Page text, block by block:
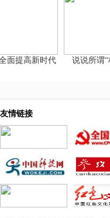
高新时代 说说所谓“林
友情链接